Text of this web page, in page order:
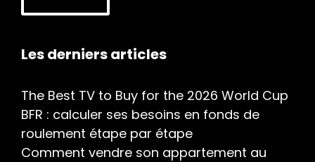
Les derniers articles
The Best TV to Buy for the 2026 World Cup
BFR : calculer ses besoins en fonds de
roulement étape par étape
Comment vendre son appartement au